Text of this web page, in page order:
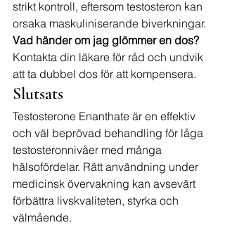
strikt kontroll, eftersom testosteron kan
orsaka maskuliniserande biverkningar.
Vad händer om jag glömmer en dos?
Kontakta din läkare för råd och undvik
att ta dubbel dos för att kompensera.
Slutsats
Testosterone Enanthate är en effektiv
och väl beprövad behandling för låga
testosteronnivåer med många
hälsofördelar. Rätt användning under
medicinsk övervakning kan avsevärt
förbättra livskvaliteten, styrka och
välmående.